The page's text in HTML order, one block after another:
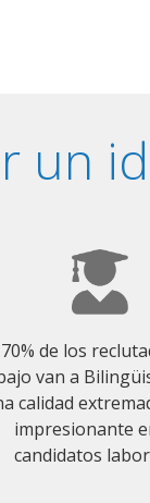
un
70% de los
van a
calidad
impresionante
candidatos